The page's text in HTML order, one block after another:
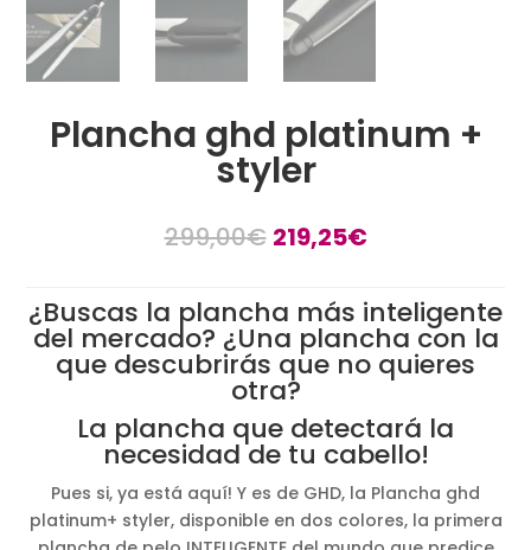
Plancha ghd platinum +
styler
299,00€ El
era:
299,00€.
219,25€El
es:
219,25€.
¿Buscas la plancha más inteligente
del mercado? ¿Una plancha con la
que descubrirás que no quieres
otra?
La plancha que detectará la
necesidad de tu cabello!
Pues si, ya está aquí! Y es de GHD, la Plancha ghd
platinum+ styler, disponible en dos colores, la primera